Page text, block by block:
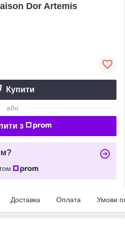
Dor Artemis
Купити
або
з
Доставка Оплата Умови